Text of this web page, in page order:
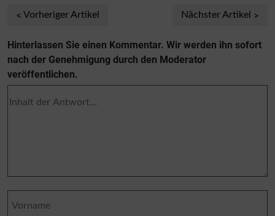
Vorheriger Artikel Nächster Artikel
Hinterlassen Sie einen Kommentar. Wir werden ihn sofort
nach der Genehmigung durch den Moderator
veröffentlichen.